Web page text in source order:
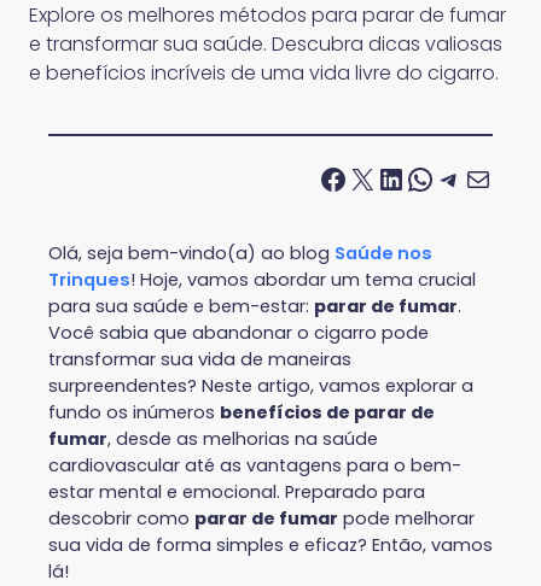
Explore os melhores métodos para parar de fumar
e transformar sua saúde. Descubra dicas valiosas
e benefícios incríveis de uma vida livre do cigarro.
Facebook X LinkedIn WhatsApp Telegram E-mail
Olá, seja bem-vindo(a) ao blog Saúde nos
Trinques! Hoje, vamos abordar um tema crucial
para sua saúde e bem-estar: parar de fumar.
Você sabia que abandonar o cigarro pode
transformar sua vida de maneiras
surpreendentes? Neste artigo, vamos explorar a
fundo os inúmeros benefícios de parar de
fumar, desde as melhorias na saúde
cardiovascular até as vantagens para o bem-
estar mental e emocional. Preparado para
descobrir como parar de fumar pode melhorar
sua vida de forma simples e eficaz? Então, vamos
lá!